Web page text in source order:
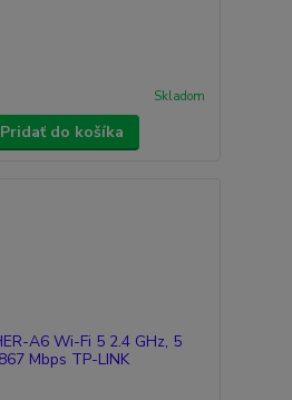
Skladom
Pridať do košíka